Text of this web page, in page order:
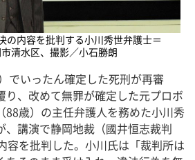
の内容を批判する小川秀世弁護士＝
清水区、撮影／小石勝朗
でいったん確定した死刑が再審
り、改めて無罪が確定した元プロボ
88歳）の主任弁護人を務めた小川秀
、講演で静岡地裁（國井恒志裁判
容を批判した。小川氏は「裁判所は